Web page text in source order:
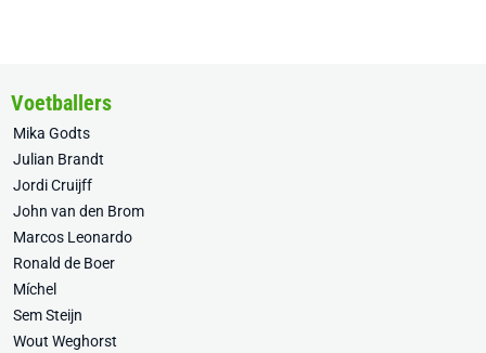
Voetballers
Mika Godts
Julian Brandt
Jordi Cruijff
John van den Brom
Marcos Leonardo
Ronald de Boer
Míchel
Sem Steijn
Wout Weghorst